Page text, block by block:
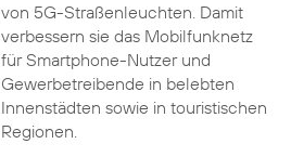
von 5G-Straßenleuchten. Damit
verbessern sie das Mobilfunknetz
für Smartphone-Nutzer und
Gewerbetreibende in belebten
Innenstädten sowie in touristischen
Regionen.